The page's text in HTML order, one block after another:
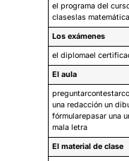
el programa del
claseslas
Los exámenes
el diplomael
El aula
una redacción un
fórmularepasar una
mala letra
El material de clase